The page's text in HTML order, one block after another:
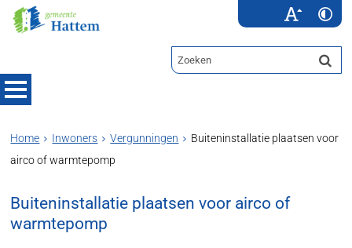
Home Inwoners Vergunningen
Buiteninstallatie plaatsen voor
airco of warmtepomp
Buiteninstallatie plaatsen voor airco of
warmtepomp